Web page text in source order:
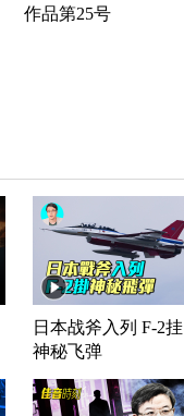
作品第25号
日本战斧入列 F-2挂
神秘飞弹